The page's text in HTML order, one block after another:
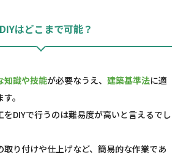
はどこまで可能？
知識や技能が必要なうえ、 建築基準法に適
。
DIYで行うのは難易度が高いと言えるでし
取り付けや仕上げなど、簡易的な作業であ